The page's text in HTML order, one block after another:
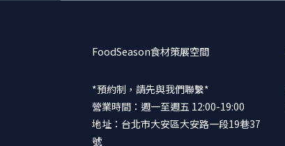
FoodSeason食材策展空間
*預約制，請先與我們聯繫*
營業時間：週一至週五 12:00-19:00
地址：台北市大安區大安路一段19巷37
號